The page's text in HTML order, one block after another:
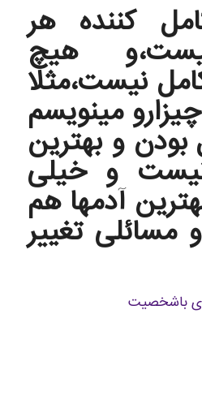
کننده هر
هیچ
نیست،مثلا
مینویسم
بودن و بهترین
و خیلی
آدمها هم
مسائلی تغییر
باشخصیت